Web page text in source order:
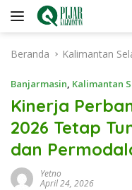
Langsung
Beranda
Kalimantan
Banjarmasin, Kalimantan
Kinerja
2026 Tetap
dan
Yetno
April 24, 2026